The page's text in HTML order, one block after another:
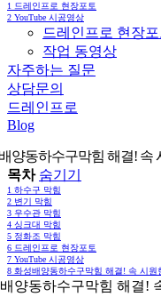
1 드레인프로 현장포토
2 YouTube 시공영상
드레인프로 현장포
작업 동영상
자주하는 질문
상담문의
드레인프로
Blog
양동하수구막힘 해결! 속
목차 숨기기
1 하수구 막힘
2 변기 막힘
3 우수관 막힘
4 싱크대 막힘
5 정화조 막힘
6 드레인프로 현장포토
7 YouTube 시공영상
8 화성배양동하수구막힘 해결! 속 시원
양동하수구막힘 해결!